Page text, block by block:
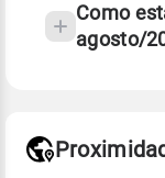
Como
agosto/